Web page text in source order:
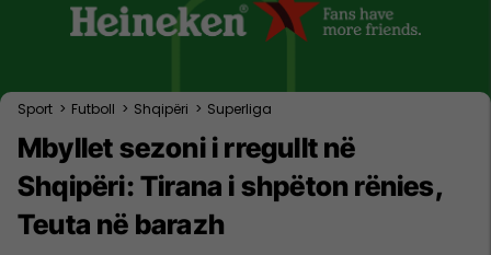
Sport > Futboll > Shqipëri > Superliga
Mbyllet sezoni i rregullt në
Shqipëri: Tirana i shpëton rënies,
Teuta në barazh